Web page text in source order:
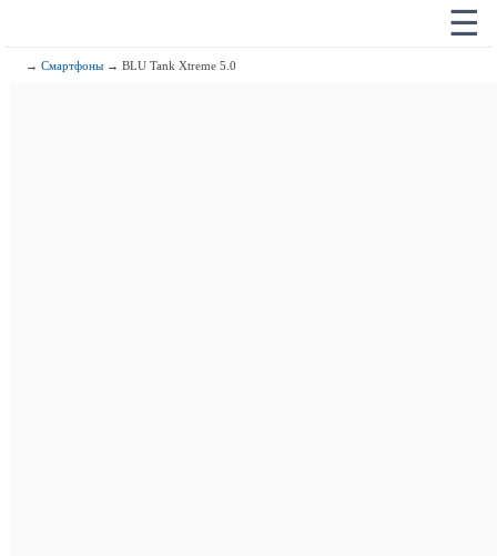
☰
→Смартфоны → BLU Tank Xtreme 5.0